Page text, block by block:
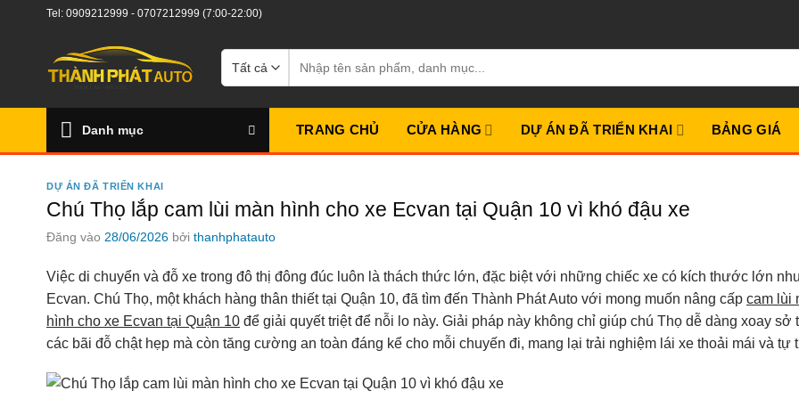
Tel: 0909212999 - 0707212999 (7:00-22:00)
kiếm:
Danh mục TRANG CHỦ CỬA HÀNG DỰ ÁN ĐÃ TRIỂN KHAI BẢNG GIÁ
DỰ ÁN ĐÃ TRIỂN KHAI
Chú Thọ lắp cam lùi màn hình cho xe Ecvan tại Quận 10 vì khó đậu xe
Đăng vào 28/06/2026 bởi thanhphatauto
Việc di chuyển và đỗ xe trong đô thị đông đúc luôn là thách thức lớn, đặc biệt với những chiếc xe có kích thước lớn
Ecvan. Chú Thọ, một khách hàng thân thiết tại Quận 10, đã tìm đến Thành Phát Auto với mong muốn nâng cấp cam lùi
hình cho xe Ecvan tại Quận 10 để giải quyết triệt để nỗi lo này. Giải pháp này không chỉ giúp chú Thọ dễ dàng xoay sở
các bãi đỗ chật hẹp mà còn tăng cường an toàn đáng kể cho mỗi chuyến đi, mang lại trải nghiệm lái xe thoải mái và tự